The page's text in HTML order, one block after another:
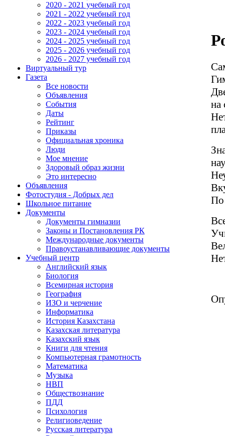
2020 - 2021 учебный год
2021 - 2022 учебный год
2022 - 2023 учебный год
2023 - 2024 учебный год
2024 - 2025 учебный год
2025 - 2026 учебный год
2026 - 2027 учебный год
Виртуальный тур
Газета
Все новости
Объявления
События
Даты
Рейтинг
Приказы
Официальная хроника
Люди
Мое мнение
Здоровый образ жизни
Это интересно
Объявления
Фотостудия - Добрых дел
Школьное питание
Документы
Документы гимназии
Законы и Постановления РК
Международные документы
Правоустанавливающие документы
Учебный центр
Английский язык
Биология
Всемирная история
География
ИЗО и черчение
Информатика
История Казахстана
Казахская литература
Казахский язык
Книги для чтения
Компьютерная грамотность
Математика
Музыка
НВП
Обществознание
ПДД
Психология
Религиоведение
Русская литература
на
По